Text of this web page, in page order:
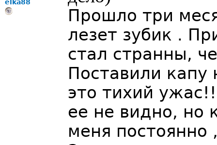
elka88
Прошло три
лезет зубик .
стал странны,
Поставили
это тихий
ее не видно, но
меня